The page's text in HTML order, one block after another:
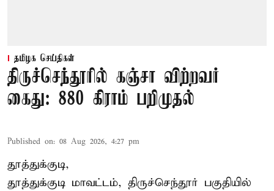
தமிழக செய்திகள்
திருச்செந்தூரில் கஞ்சா விற்றவர்
கைது: 880 கிராம் பறிமுதல்
Published on: 08 Aug 2026, 4:27 pm
தூத்துக்குடி,
தூத்துக்குடி மாவட்டம், திருச்செந்தூர் பகுதியில்